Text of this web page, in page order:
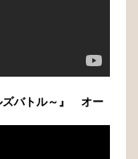
ズバトル～』 オー